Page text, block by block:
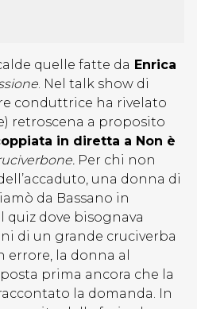
quelle fatte da Enrica
. Nel talk show di
conduttrice ha rivelato
retroscena a proposito
in diretta a Non è
Per chi non
una donna di
da Bassano in
quiz dove bisognava
di un grande cruciverba
errore, la donna al
prima ancora che la
la domanda. In